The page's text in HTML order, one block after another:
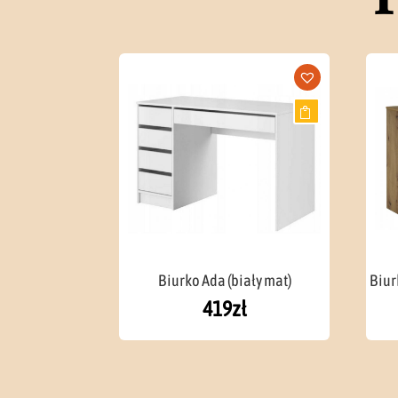
Biurko Ada (biały mat)
419zł